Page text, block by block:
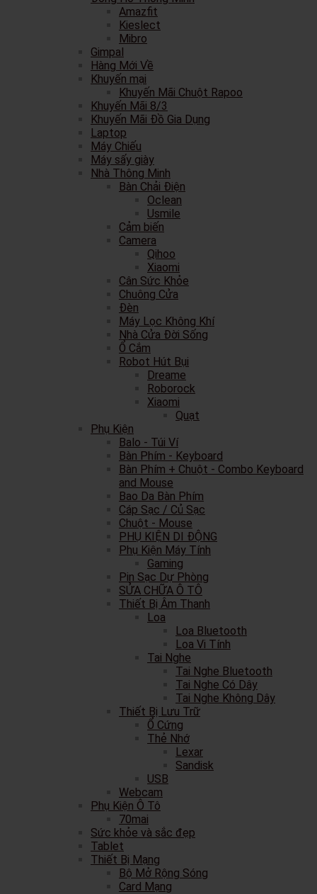
Amazfit
Kieslect
Mibro
Gimpal
Hàng Mới Về
Khuyến mại
Khuyến Mãi Chuột Rapoo
Khuyến Mãi 8/3
Khuyến Mãi Đồ Gia Dụng
Laptop
Máy Chiếu
Máy sấy giày
Nhà Thông Minh
Bàn Chải Điện
Oclean
Usmile
Cảm biến
Camera
Qihoo
Xiaomi
Cân Sức Khỏe
Chuông Cửa
Đèn
Máy Lọc Không Khí
Nhà Cửa Đời Sống
Ổ Cắm
Robot Hút Bụi
Dreame
Roborock
Xiaomi
Quạt
Phụ Kiện
Balo - Túi Ví
Bàn Phím - Keyboard
Bàn Phím + Chuột - Combo Keyboard
and Mouse
Bao Da Bàn Phím
Cáp Sạc / Củ Sạc
Chuột - Mouse
PHỤ KIỆN DI ĐỘNG
Phụ Kiện Máy Tính
Gaming
Pin Sạc Dự Phòng
SỬA CHỮA Ô TÔ
Thiết Bị Âm Thanh
Loa
Loa Bluetooth
Loa Vi Tính
Tai Nghe
Tai Nghe Bluetooth
Tai Nghe Có Dây
Tai Nghe Không Dây
Thiết Bị Lưu Trữ
Ổ Cứng
Thẻ Nhớ
Lexar
Sandisk
USB
Webcam
Phụ Kiện Ô Tô
70mai
Sức khỏe và sắc đẹp
Tablet
Thiết Bị Mạng
Bộ Mở Rộng Sóng
Card Mạng